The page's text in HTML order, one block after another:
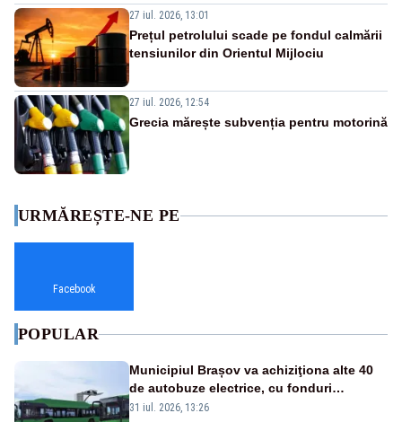
27 iul. 2026, 13:01
Prețul petrolului scade pe fondul calmării
tensiunilor din Orientul Mijlociu
27 iul. 2026, 12:54
Grecia mărește subvenția pentru motorină
URMĂREȘTE-NE PE
Facebook
POPULAR
Municipiul Brașov va achiziţiona alte 40
de autobuze electrice, cu fonduri
europene
31 iul. 2026, 13:26